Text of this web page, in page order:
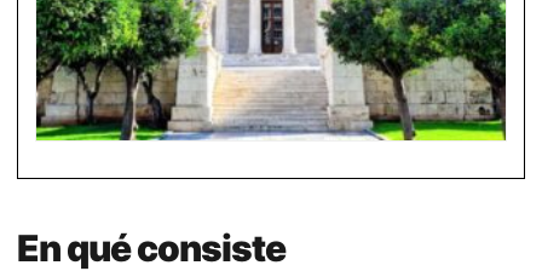
En qué consiste